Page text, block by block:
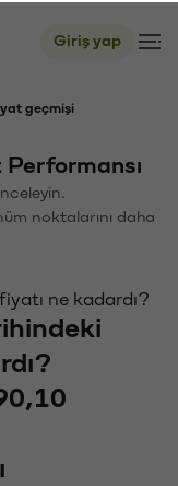
Giriş yap
geçmişi
noktalarını daha
ne kadardı?